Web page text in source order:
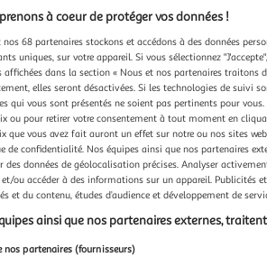
Oups, les produits
Manhua Chinois
Nous vous invitons à lancer
à coeur de protéger vos données !
nos 68 partenaires stockons et accédons à des données
uniques, sur votre appareil. Si vous sélectionnez
affichées dans la section « Nous et nos partenaires traitons
elles seront désactivées. Si les technologies de suivi
qui vous sont présentés ne soient pas pertinents pour
ou pour retirer votre consentement à tout moment en
que vous avez fait auront un effet sur notre ou nos sites
de confidentialité. Nos équipes ainsi que nos partenaires
des données de géolocalisation précises. Analyser
et/ou accéder à des informations sur un appareil. Publicités
et du contenu, études d’audience et développement de
ainsi que nos partenaires externes,
nos partenaires (fournisseurs)